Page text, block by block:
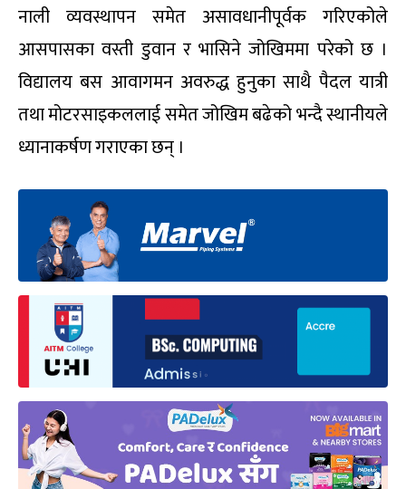
नाली व्यवस्थापन समेत असावधानीपूर्वक गरिएकोले
आसपासका वस्ती डुवान र भासिने जोखिममा परेको छ ।
विद्यालय बस आवागमन अवरुद्ध हुनुका साथै पैदल यात्री
तथा मोटरसाइकललाई समेत जोखिम बढेको भन्दै स्थानीयले
ध्यानाकर्षण गराएका छन् ।